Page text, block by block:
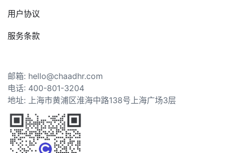
用户协议
服务条款
邮箱: hello@chaadhr.com
电话: 400-801-3204
地址: 上海市黄浦区淮海中路138号上海广场3层